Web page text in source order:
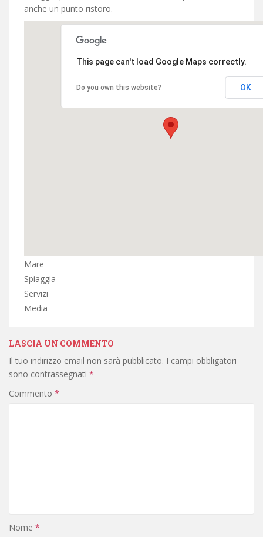
anche un punto ristoro.
This page can't load Google Maps correctly.
Do you own this website? OK
Mare
Spiaggia
Servizi
Media
LASCIA UN COMMENTO
Il tuo indirizzo email non sarà pubblicato. I campi obbligatori
sono contrassegnati *
Commento *
Nome *